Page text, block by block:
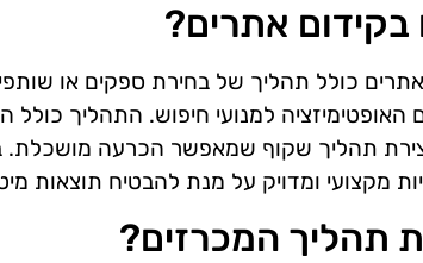
בקידום אתרים?
כולל תהליך של בחירת ספקים או
האופטימיזציה למנועי חיפוש. התהליך כולל
תהליך שקוף שמאפשר הכרעה
מקצועי ומדויק על מנת להבטיח תוצאות
תהליך המכרזים?